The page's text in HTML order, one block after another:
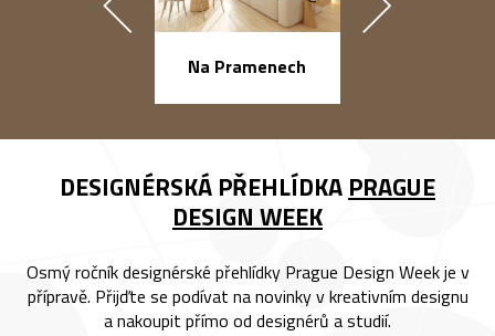
Na Pramenech
DESIGNÉRSKÁ PŘEHLÍDKA PRAGUE
DESIGN WEEK
Osmý ročník designérské přehlídky Prague Design Week je v
přípravě. Přijďte se podívat na novinky v kreativním designu
a nakoupit přímo od designérů a studií.